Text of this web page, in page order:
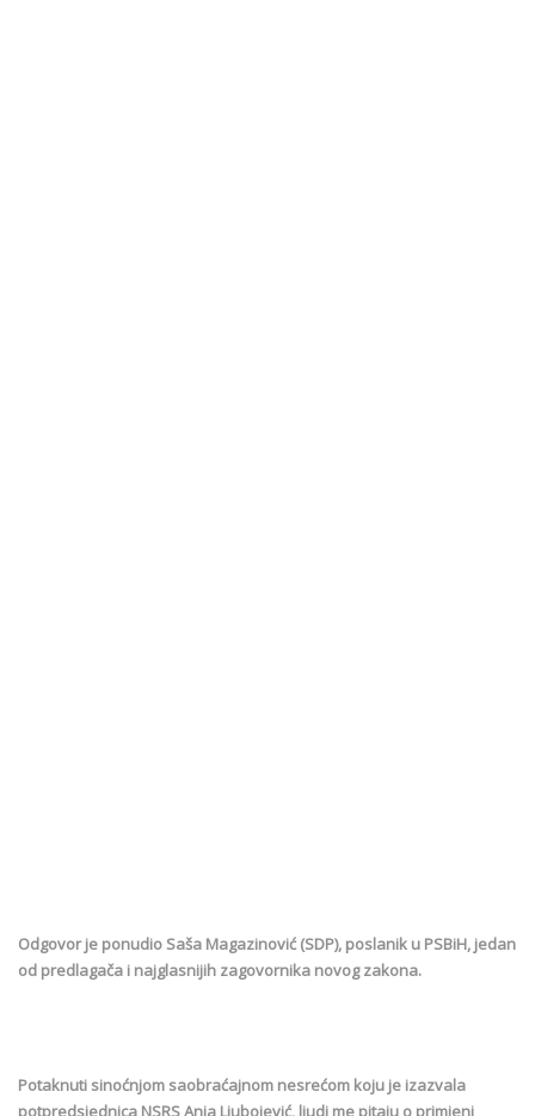
Odgovor je ponudio Saša Magazinović (SDP), poslanik u PSBiH, jedan
od predlagača i najglasnijih zagovornika novog zakona.
Potaknuti sinoćnjom saobraćajnom nesrećom koju je izazvala
potpredsjednica NSRS Anja Ljubojević, ljudi me pitaju o primjeni